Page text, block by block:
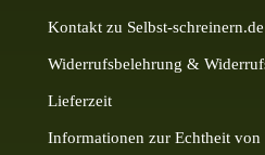
Kontakt zu Selbst-schreinern.de
Widerrufsbelehrung &
Lieferzeit
Informationen zur Echtheit von